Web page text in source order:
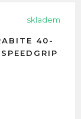
skladem
40-